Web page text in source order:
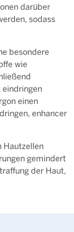
darüber
sodass
besondere
wie
eindringen
einen
enhancer
Hautzellen
gemindert
der Haut,